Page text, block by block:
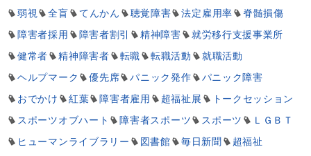
弱視
全盲 てんかん 聴覚障害 法定雇用率
脊髄損傷
障害者採用
障害者割引 精神障害
就労移行支援事業所
健常者
精神障害者 転職 転職活動
就職活動
ヘルプマーク
優先席 パニック発作
パニック障害
おでかけ
紅葉 障害者雇用 超福祉展
トークセッション
スポーツオブハート
障害者スポーツ スポーツ
ＬＧＢＴ
ヒューマンライブラリー
図書館 毎日新聞
超福祉